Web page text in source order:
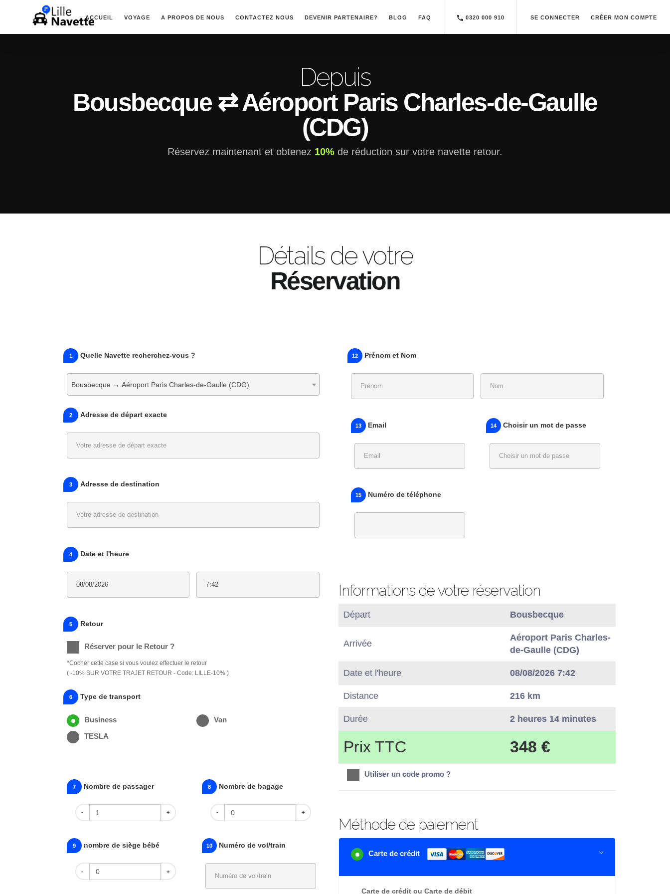
ACCUEIL VOYAGE A PROPOS DE NOUS CONTACTEZ NOUS DEVENIR PARTENAIRE? BLOG FAQ 0320 000 910 SE CONNECTER CRÉER MON COMPTE
Depuis
Bousbecque ⇄ Aéroport Paris Charles-de-Gaulle
(CDG)
Réservez maintenant et obtenez 10% de réduction sur votre navette retour.
Détails de votre
Réservation
1 Quelle Navette recherchez-vous ?
Bousbecque → Aéroport Paris Charles-de-Gaulle (CDG)
2 Adresse de départ exacte
3 Adresse de destination
4 Date et l'heure
5 Retour
Réserver pour le Retour ?
*Cocher cette case si vous voulez effectuer le retour
( -10% SUR VOTRE TRAJET RETOUR - Code: LILLE-10% )
6 Type de transport
Business
Van
TESLA
7 Nombre de passager
- +
8 Nombre de bagage
- +
9 nombre de siège bébé
- +
10 Numéro de vol/train
12 Prénom et Nom
13 Email 14 Choisir un mot de passe
15 Numéro de téléphone
Informations de votre réservation
Départ Bousbecque
Arrivée
Aéroport Paris Charles-
de-Gaulle (CDG)
Date et l'heure 08/08/2026 7:42
Distance 216 km
Durée 2 heures 14 minutes
Prix TTC 348 €
Utiliser un code promo ?
Méthode de paiement
Carte de crédit
Carte de crédit ou Carte de débit